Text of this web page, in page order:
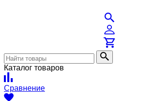
Каталог товаров
Сравнение